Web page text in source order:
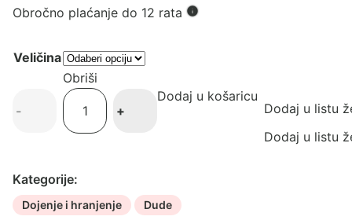
Obročno plaćanje do 12 rata
Veličina
Obriši
Boheme
Glow/Vanilla
Glow
-
- +
Dodaj u košaricu
Dodaj u listu
Dodaj u listu
Kategorije:
Dojenje i hranjenje Dude